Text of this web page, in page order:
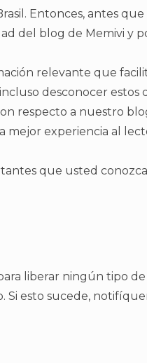
Entonces, antes que
del blog de Memivi y
relevante que
desconocer estos
respecto a nuestro
mejor experiencia al
que usted
liberar ningún tipo de
Si esto sucede,